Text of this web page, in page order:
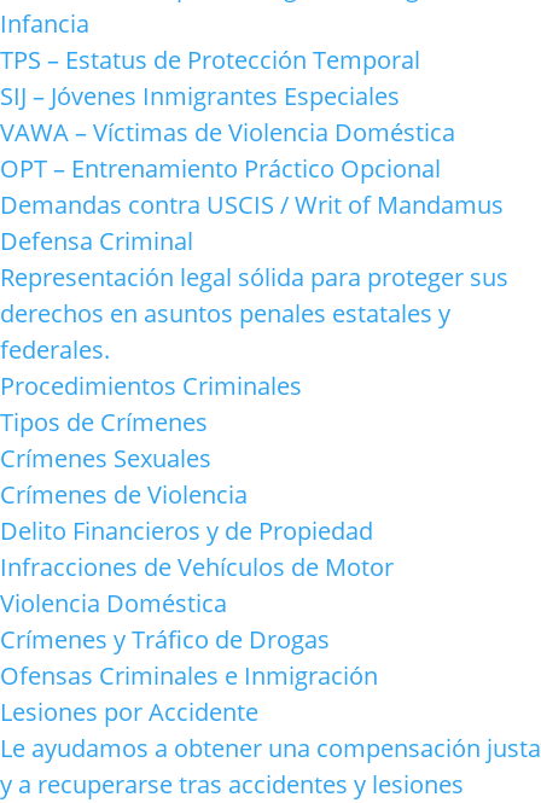
Infancia
TPS – Estatus de Protección Temporal
SIJ – Jóvenes Inmigrantes Especiales
VAWA – Víctimas de Violencia Doméstica
OPT – Entrenamiento Práctico Opcional
Demandas contra USCIS / Writ of Mandamus
Defensa Criminal
Representación legal sólida para proteger sus
derechos en asuntos penales estatales y
federales.
Procedimientos Criminales
Tipos de Crímenes
Crímenes Sexuales
Crímenes de Violencia
Delito Financieros y de Propiedad
Infracciones de Vehículos de Motor
Violencia Doméstica
Crímenes y Tráfico de Drogas
Ofensas Criminales e Inmigración
Lesiones por Accidente
Le ayudamos a obtener una compensación justa
y a recuperarse tras accidentes y lesiones